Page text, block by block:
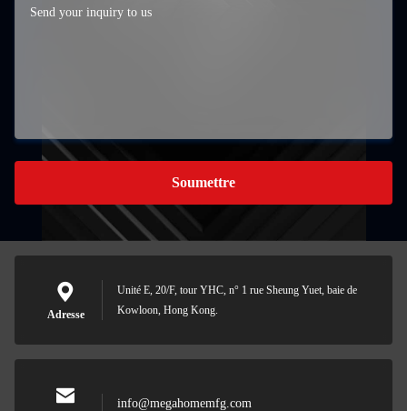
Soumettre
Adresse
Unité E, 20/F, tour YHC, n° 1 rue Sheung Yuet, baie de
Kowloon, Hong Kong.
info@megahomemfg.com